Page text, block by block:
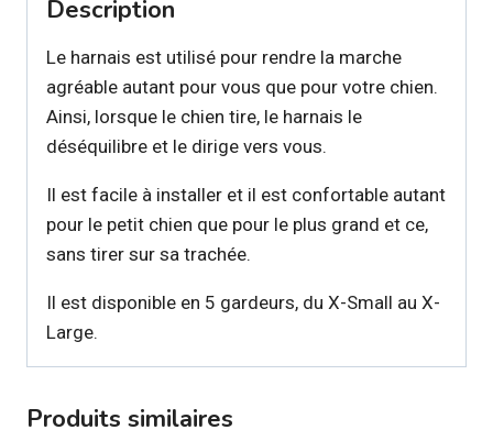
Description
Le harnais est utilisé pour rendre la marche
agréable autant pour vous que pour votre chien.
Ainsi, lorsque le chien tire, le harnais le
déséquilibre et le dirige vers vous.
Il est facile à installer et il est confortable autant
pour le petit chien que pour le plus grand et ce,
sans tirer sur sa trachée.
Il est disponible en 5 gardeurs, du X-Small au X-
Large.
Produits similaires